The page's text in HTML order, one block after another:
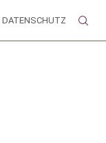
DATENSCHUTZ